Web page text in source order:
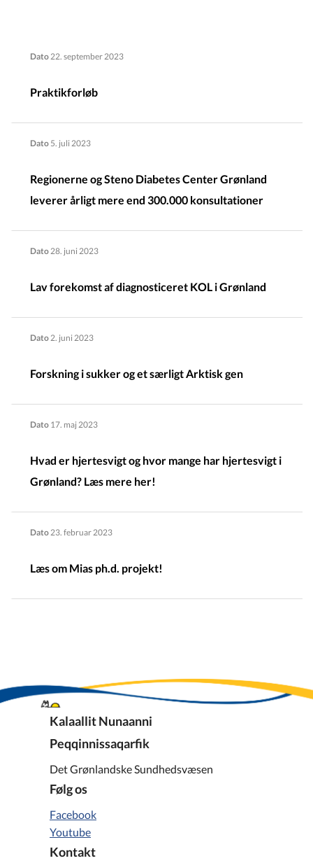
Dato 22. september 2023
Praktikforløb
Dato 5. juli 2023
Regionerne og Steno Diabetes Center Grønland
leverer årligt mere end 300.000 konsultationer
Dato 28. juni 2023
Lav forekomst af diagnosticeret KOL i Grønland
Dato 2. juni 2023
Forskning i sukker og et særligt Arktisk gen
Dato 17. maj 2023
Hvad er hjertesvigt og hvor mange har hjertesvigt i
Grønland? Læs mere her!
Dato 23. februar 2023
Læs om Mias ph.d. projekt!
Kalaallit Nunaanni
Peqqinnissaqarfik
Det Grønlandske Sundhedsvæsen
Følg os
Facebook
Youtube
Kontakt